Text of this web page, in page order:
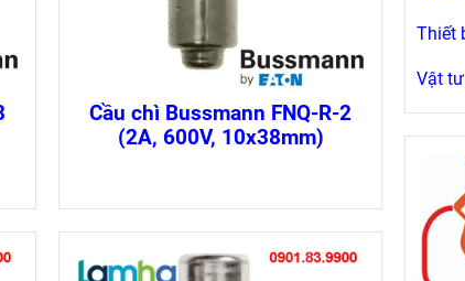
Cầu chì Bussmann FNQ-R-2
(2A, 600V, 10x38mm)
Thiết
Vật